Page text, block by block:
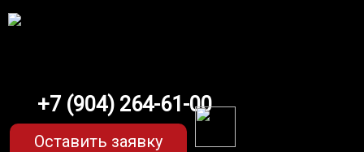
+7 (904) 264-61-00
Оставить заявку